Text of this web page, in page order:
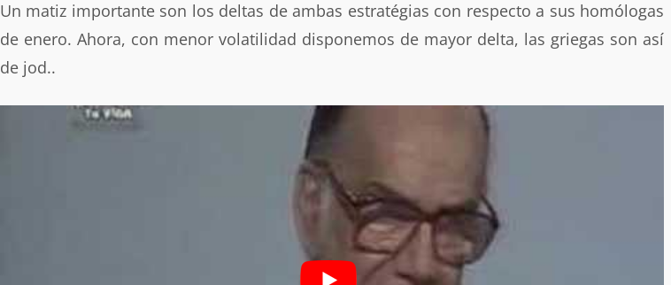
Un matiz importante son los deltas de ambas estratégias con respecto a sus homólogas
de enero. Ahora, con menor volatilidad disponemos de mayor delta, las griegas son así
de jod..